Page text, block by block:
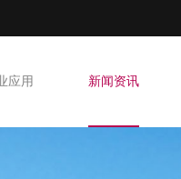
应用 新闻资讯